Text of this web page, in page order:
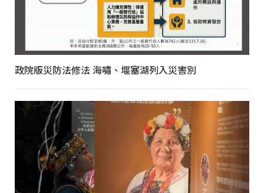
政院版災防法修法 海嘯、堰塞湖列入災害別